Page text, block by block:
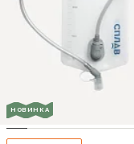
НОВИНКА